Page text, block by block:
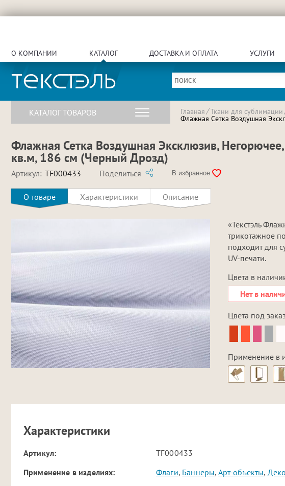
О КОМПАНИИ КАТАЛОГ ДОСТАВКА И ОПЛАТА УСЛУГИ
КАТАЛОГ ТОВАРОВ Главная Ткани для сублимации
Флажная Сетка Воздушная
Флажная Сетка Воздушная Эксклюзив,
кв.м, 186 см (Черный Дрозд)
Артикул: TF000433 Поделиться В избранное
О товаре Характеристики Описание
«Текстэль
трикотажное
подходит для
UV-печати.
Цвета в
Нет в
Цвета под
Применение в
Характеристики
Артикул:
TF000433
Применение в изделиях:
Флаги, Баннеры, Арт-объекты,